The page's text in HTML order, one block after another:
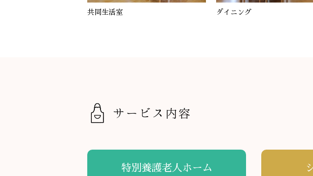
共同生活室 ダイニング
サービス内容
特別養護老人ホーム